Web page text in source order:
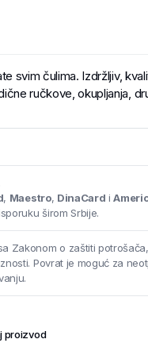
svim čulima. Izdržljiv,
ručkove, okupljanja,
, Maestro, DinaCard i
širom Srbije.
Zakonom o zaštiti
Povrat je moguć za
proizvod